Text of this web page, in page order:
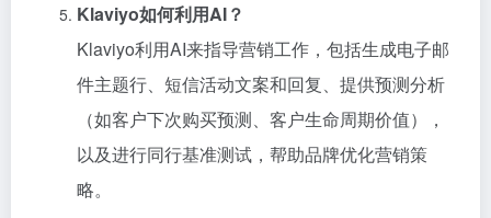
Klaviyo如何利用AI？
Klaviyo利用AI来指导营销工作，包括生成电子邮
件主题行、短信活动文案和回复、提供预测分析
（如客户下次购买预测、客户生命周期价值），
以及进行同行基准测试，帮助品牌优化营销策
略。